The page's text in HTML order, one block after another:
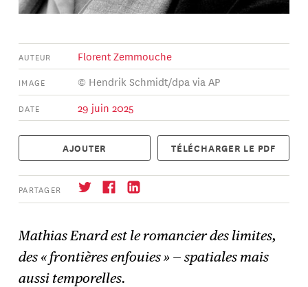
AUTEUR Florent Zemmouche
IMAGE © Hendrik Schmidt/dpa via AP
DATE 29 juin 2025
AJOUTER TÉLÉCHARGER LE PDF
PARTAGER
→ S'abonner
Mathias Enard est le romancier des limites,
des « frontières enfouies » — spatiales mais
aussi temporelles.